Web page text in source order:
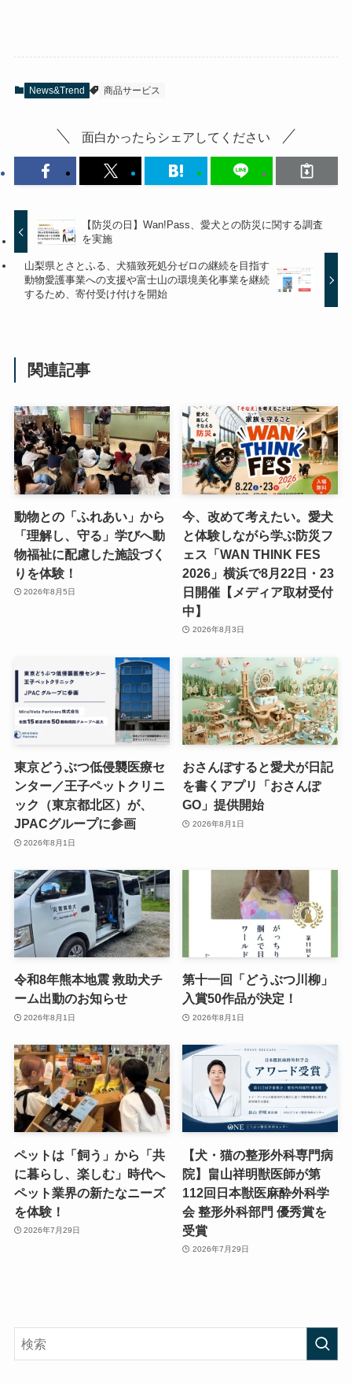
News&Trend 商品サービス
面白かったらシェアしてください
【防災の日】Wan!Pass、愛犬との防災に関する調査
を実施
山梨県とさとふる、犬猫致死処分ゼロの継続を目指す
動物愛護事業への支援や富士山の環境美化事業を継続
するため、寄付受け付けを開始
関連記事
動物との「ふれあい」から
「理解し、守る」学びへ動
物福祉に配慮した施設づく
りを体験！
2026年8月5日
今、改めて考えたい。愛犬
と体験しながら学ぶ防災フ
ェス「WAN THINK FES
2026」横浜で8月22日・23
日開催【メディア取材受付
中】
2026年8月3日
東京どうぶつ低侵襲医療セ
ンター／王子ペットクリニ
ック（東京都北区）が、
JPACグループに参画
2026年8月1日
おさんぽすると愛犬が日記
を書くアプリ「おさんぽ
GO」提供開始
2026年8月1日
令和8年熊本地震 救助犬チ
ーム出動のお知らせ
2026年8月1日
第十一回「どうぶつ川柳」
入賞50作品が決定！
2026年8月1日
ペットは「飼う」から「共
に暮らし、楽しむ」時代へ
ペット業界の新たなニーズ
を体験！
2026年7月29日
【犬・猫の整形外科専門病
院】畠山祥明獣医師が第
112回日本獣医麻酔外科学
会 整形外科部門 優秀賞を
受賞
2026年7月29日